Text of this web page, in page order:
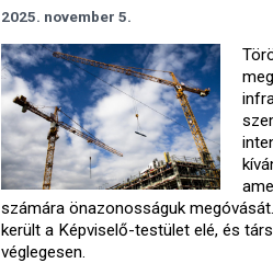
2025. november 5.
számára önazonosságuk
került a Képviselő-testület elé, és
véglegesen.